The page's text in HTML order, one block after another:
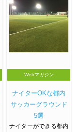
Webマガジン
ナイターOKな都内
サッカーグラウンド
5選
ナイターができる都内